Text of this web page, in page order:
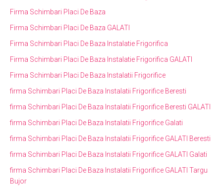
Firma Schimbari Placi De Baza
Firma Schimbari Placi De Baza GALATI
Firma Schimbari Placi De Baza Instalatie Frigorifica
Firma Schimbari Placi De Baza Instalatie Frigorifica GALATI
Firma Schimbari Placi De Baza Instalatii Frigorifice
firma Schimbari Placi De Baza Instalatii Frigorifice Beresti
firma Schimbari Placi De Baza Instalatii Frigorifice Beresti GALATI
firma Schimbari Placi De Baza Instalatii Frigorifice Galati
firma Schimbari Placi De Baza Instalatii Frigorifice GALATI Beresti
firma Schimbari Placi De Baza Instalatii Frigorifice GALATI Galati
firma Schimbari Placi De Baza Instalatii Frigorifice GALATI Targu
Bujor